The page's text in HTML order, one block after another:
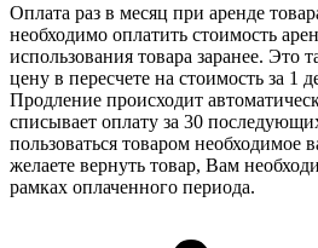
Оплата раз в месяц при аренде
необходимо оплатить стоимость
использования товара заранее. Это
цену в пересчете на стоимость за 1
Продление происходит
списывает оплату за 30
пользоваться товаром
желаете вернуть товар, Вам
рамках оплаченного периода.